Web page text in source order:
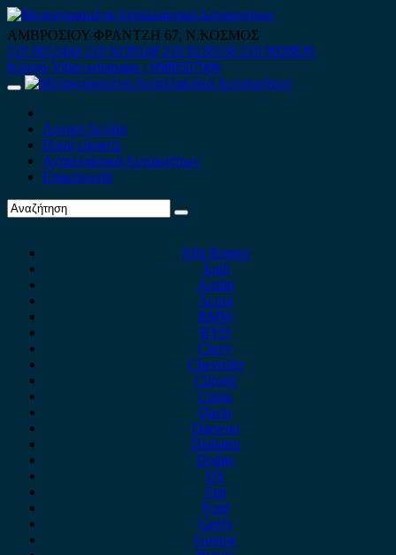
Skip
to
content
ΑΜΒΡΟΣΙΟΥ ΦΡΑΝΤΖΗ 67, Ν.ΚΟΣΜΟΣ
210 9012444 210 9239148 210 9238158 210 9026839
Κινητό-Viber-whatsapp : 6980507900
Primary
Αρχική Σελίδα
Ποιοί είμαστε
Ανταλλακτικά Αυτοκινήτων
Επικοινωνία
Alfa Romeo
Audi
Austin
Acura
BMW
BYD
Chery
Chevrolet
Citroen
Cupra
Dacia
Daewoo
Daihatsu
Dodge
DS
Fiat
Ford
Geely
Gonow